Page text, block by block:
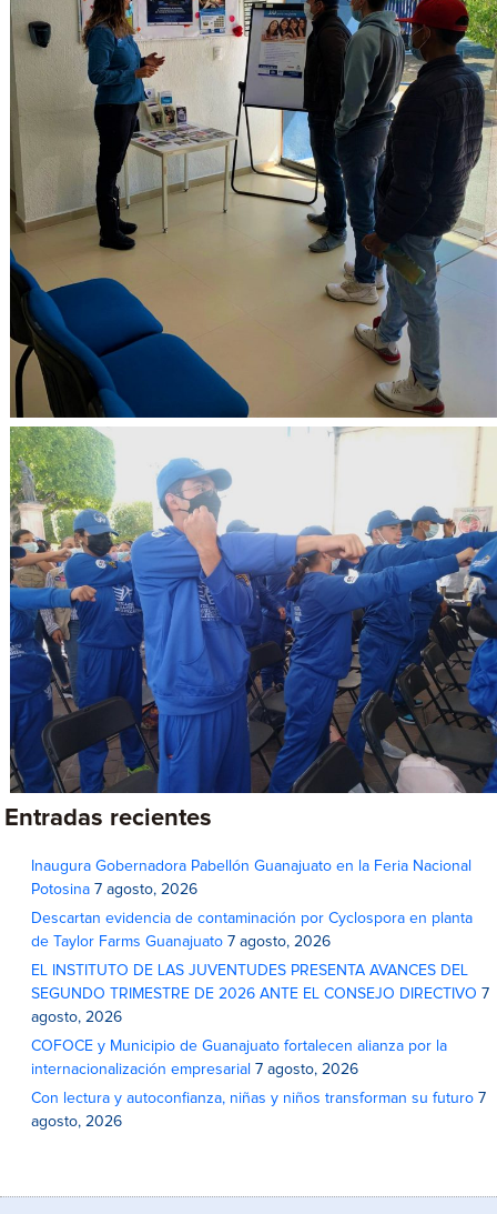
Entradas recientes
Inaugura Gobernadora Pabellón Guanajuato en la Feria Nacional
Potosina 7 agosto, 2026
Descartan evidencia de contaminación por Cyclospora en planta
de Taylor Farms Guanajuato 7 agosto, 2026
EL INSTITUTO DE LAS JUVENTUDES PRESENTA AVANCES DEL
SEGUNDO TRIMESTRE DE 2026 ANTE EL CONSEJO DIRECTIVO 7
agosto, 2026
COFOCE y Municipio de Guanajuato fortalecen alianza por la
internacionalización empresarial 7 agosto, 2026
Con lectura y autoconfianza, niñas y niños transforman su futuro 7
agosto, 2026